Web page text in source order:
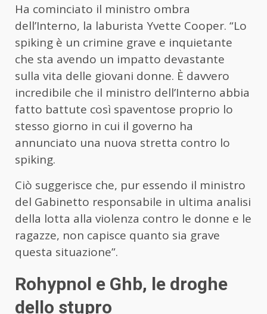
Ha cominciato il ministro ombra
dell’Interno, la laburista Yvette Cooper. “Lo
spiking è un crimine grave e inquietante
che sta avendo un impatto devastante
sulla vita delle giovani donne. È davvero
incredibile che il ministro dell’Interno abbia
fatto battute così spaventose proprio lo
stesso giorno in cui il governo ha
annunciato una nuova stretta contro lo
spiking.
Ciò suggerisce che, pur essendo il ministro
del Gabinetto responsabile in ultima analisi
della lotta alla violenza contro le donne e le
ragazze, non capisce quanto sia grave
questa situazione”.
Rohypnol e Ghb, le droghe
dello stupro